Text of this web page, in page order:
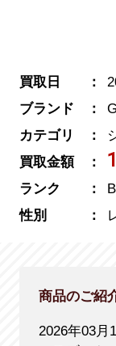
買取日
ブランド
カテゴリ
買取金額
ランク
B
性別
商品のご紹
2026年03月